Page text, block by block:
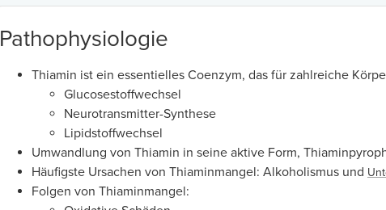
Pathophysiologie
Thiamin ist ein essentielles Coenzym, das für zahlreiche
Glucosestoffwechsel
Neurotransmitter-Synthese
Lipidstoffwechsel
Umwandlung von Thiamin in seine aktive Form,
Häufigste Ursachen von Thiaminmangel: Alkoholismus und
Folgen von Thiaminmangel: